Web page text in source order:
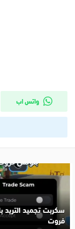
واتس اب
سكربت تجميد
فروت